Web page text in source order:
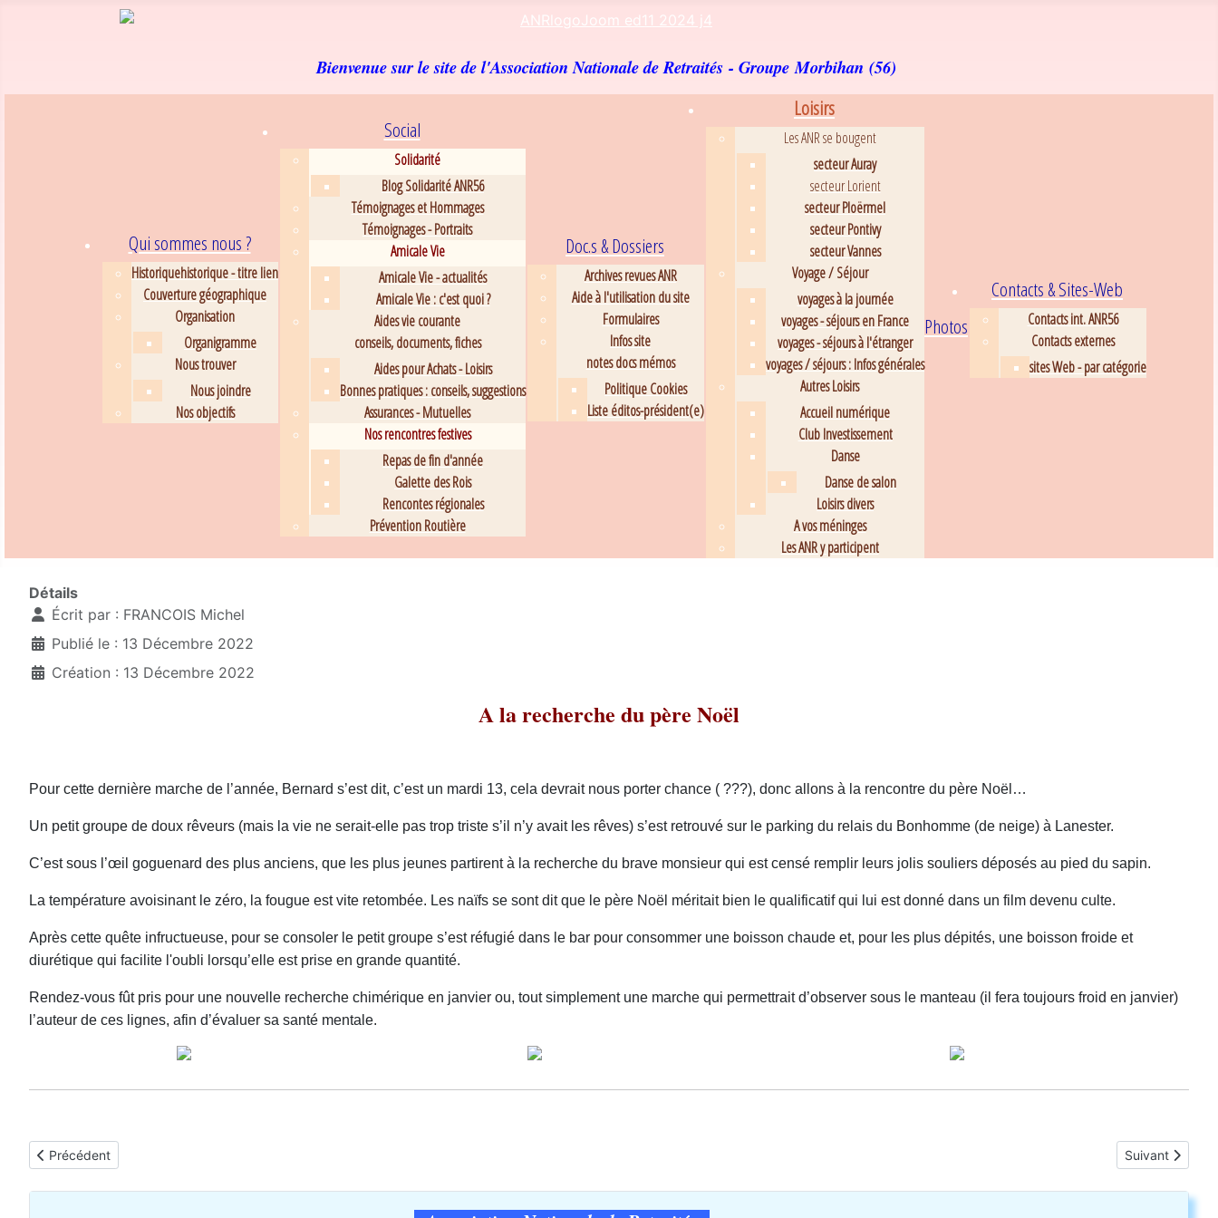
Bienvenue sur le site de l'Association Nationale de Retraités - Groupe Morbihan (56)
Qui sommes nous ?
Historiquehistorique - titre lien
Couverture géographique
Organisation
Organigramme
Nous trouver
Nous joindre
Nos objectifs
Social
Solidarité
Blog Solidarité ANR56
Témoignages et Hommages
Témoignages - Portraits
Amicale Vie
Amicale Vie - actualités
Amicale Vie : c'est quoi ?
Aides vie courante
conseils, documents, fiches
Aides pour Achats - Loisirs
Bonnes pratiques : conseils, suggestions
Assurances - Mutuelles
Nos rencontres festives
Repas de fin d'année
Galette des Rois
Rencontes régionales
Prévention Routière
Doc.s & Dossiers
Archives revues ANR
Aide à l'utilisation du site
Formulaires
Infos site
notes docs mémos
Politique Cookies
Liste éditos-président(e)
Loisirs
Les ANR se bougent
secteur Auray
secteur Lorient
secteur Ploërmel
secteur Pontivy
secteur Vannes
Voyage / Séjour
voyages à la journée
voyages - séjours en France
voyages - séjours à l'étranger
voyages / séjours : Infos générales
Autres Loisirs
Accueil numérique
Club Investissement
Danse
Danse de salon
Loisirs divers
A vos méninges
Les ANR y participent
Photos
Contacts & Sites-Web
Contacts int. ANR56
Contacts externes
sites Web - par catégorie
Détails
Écrit par : FRANCOIS Michel
Publié le : 13 Décembre 2022
Création : 13 Décembre 2022
A la recherche du père Noël
Pour cette dernière marche de l’année, Bernard s’est dit, c’est un mardi 13, cela devrait nous porter chance ( ???), donc allons à la rencontre du père Noël…
Un petit groupe de doux rêveurs (mais la vie ne serait-elle pas trop triste s’il n’y avait les rêves) s’est retrouvé sur le parking du relais du Bonhomme (de neige) à Lanester.
C’est sous l’œil goguenard des plus anciens, que les plus jeunes partirent à la recherche du brave monsieur qui est censé remplir leurs jolis souliers déposés au pied du sapin.
La température avoisinant le zéro, la fougue est vite retombée. Les naïfs se sont dit que le père Noël méritait bien le qualificatif qui lui est donné dans un film devenu culte.
Après cette quête infructueuse, pour se consoler le petit groupe s’est réfugié dans le bar pour consommer une boisson chaude et, pour les plus dépités, une boisson froide et
diurétique qui facilite l'oubli lorsqu’elle est prise en grande quantité.
Rendez-vous fût pris pour une nouvelle recherche chimérique en janvier ou, tout simplement une marche qui permettrait d’observer sous le manteau (il fera toujours froid en janvier)
l’auteur de ces lignes, afin d’évaluer sa santé mentale.
Article précédent : La dernière marche
Précédent Article suivant
Suivant